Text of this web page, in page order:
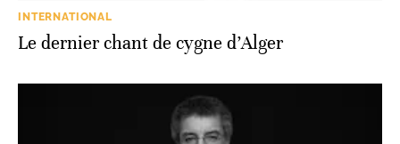
INTERNATIONAL
Le dernier chant de cygne d’Alger